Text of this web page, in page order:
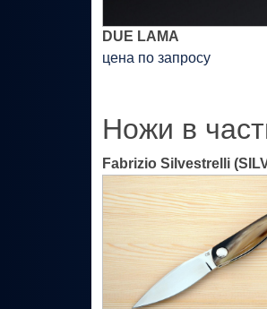
DUE LAMA
цена по запросу
Ножи в
Fabrizio Silvestrelli